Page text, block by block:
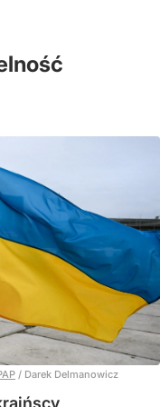
/ Darek Delmanowicz